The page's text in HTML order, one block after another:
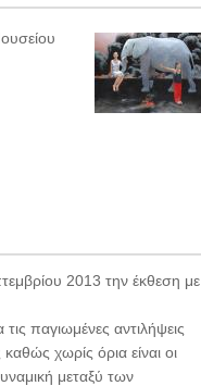
2013 την έκθεση με
παγιωμένες αντιλήψεις
χωρίς όρια είναι οι
μεταξύ των